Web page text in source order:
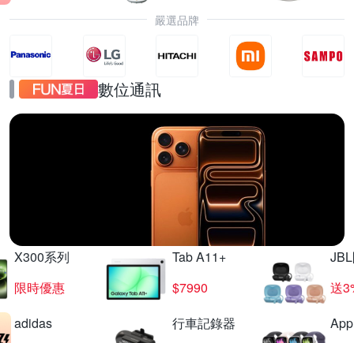
嚴選品牌
數位通訊
X300系列
限時優惠
Tab A11+
$7990
送
adidas
行車記錄器